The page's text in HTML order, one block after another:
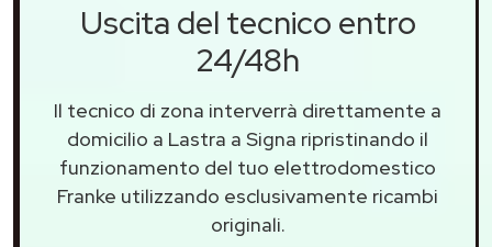
Uscita del tecnico entro
24/48h
Il tecnico di zona interverrà direttamente a
domicilio a Lastra a Signa ripristinando il
funzionamento del tuo elettrodomestico
Franke utilizzando esclusivamente ricambi
originali.